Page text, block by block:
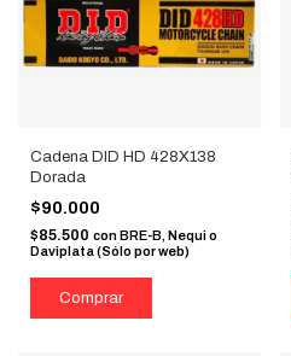
Cadena DID HD 428X138
Dorada
$90.000
$85.500 con BRE-B, Nequi o
Daviplata (Sólo por web)